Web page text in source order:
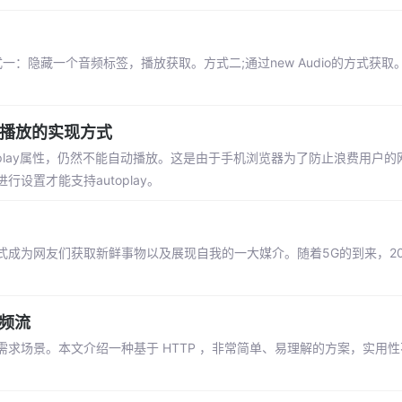
：隐藏一个音频标签，播放获取。方式二;通过new Audio的方式获取
放的实现方式
属性，仍然不能自动播放。这是由于手机浏览器为了防止浪费用户的
设置才能支持autoplay。
为网友们获取新鲜事物以及展现自我的一大媒介。随着5G的到来，
流
场景。本文介绍一种基于 HTTP ，非常简单、易理解的方案，实用